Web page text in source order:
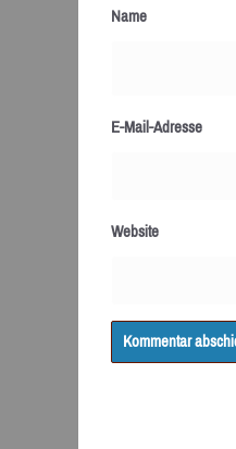
Name
E-Mail-Adresse
Website